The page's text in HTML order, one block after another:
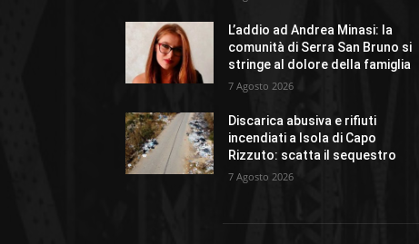
L’addio ad Andrea Minasi: la
comunità di Serra San Bruno si
stringe al dolore della famiglia
7 Agosto 2026
Discarica abusiva e rifiuti
incendiati a Isola di Capo
Rizzuto: scatta il sequestro
7 Agosto 2026